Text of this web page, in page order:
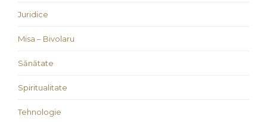
Juridice
Misa – Bivolaru
Sănătate
Spiritualitate
Tehnologie